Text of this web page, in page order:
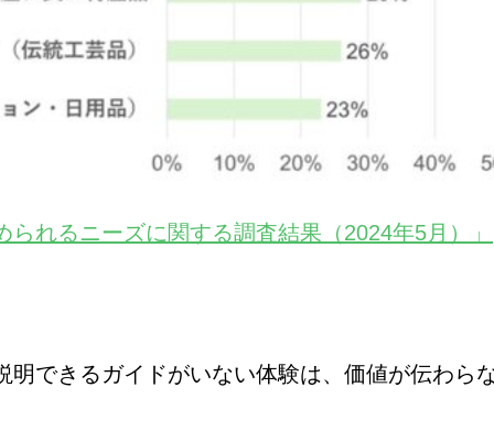
れるニーズに関する調査結果（2024年5月）」
明できるガイドがいない体験は、価値が伝わら